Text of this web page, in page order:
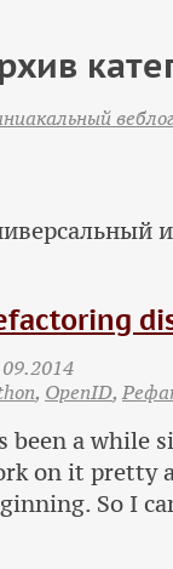
веблог
, OpenID,
been a while
on it pretty
So I